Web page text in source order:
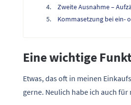
Zweite Ausnahme –
Kommasetzung bei ein-
Eine wichtige
Etwas, das oft in meinen
gerne. Neulich habe ich auch